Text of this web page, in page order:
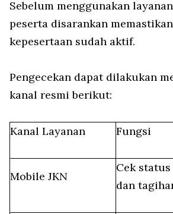
Sebelum menggunakan
peserta disarankan
kepesertaan sudah aktif.
Pengecekan dapat dilakukan
kanal resmi berikut:
Kanal Layanan Fungsi
Mobile JKN
Cek
dan